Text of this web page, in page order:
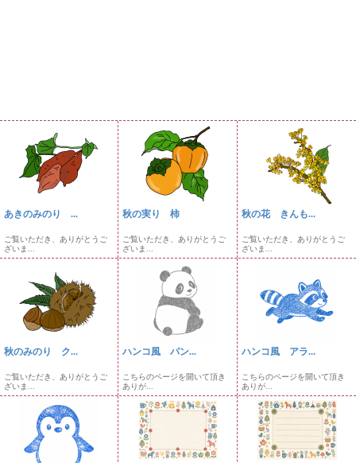
あきのみのり ...
ご覧いただき、ありがとうご
ざいま...
秋の実り 柿
ご覧いただき、ありがとうご
ざいま...
秋の花 きんも...
ご覧いただき、ありがとうご
ざいま...
秋のみのり ク...
ご覧いただき、ありがとうご
ざいま...
ハンコ風 パン...
こちらのページを開いて頂き
ありが...
ハンコ風 アラ...
こちらのページを開いて頂き
ありが...